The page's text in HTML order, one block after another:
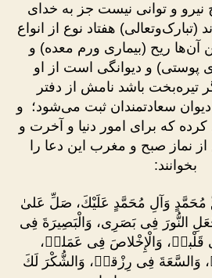
و توانى نیست جز به خداى
(تبارک‌وتعالی) هفتاد نوع از انواع
آن‌ها ریح (بیماری ورم معده) و
پوستی) و دیوانگی است از او
تیره‌بخت باشد نامش از دفتر
دیوان سعادتمندان ثبت می‌شود؛ و
که برای امور دنیا و آخرت و
نماز صبح و مغرب این دعا را
بخوانند:
مُحَمَّدٍ وَآلِ مُحَمَّدٍ عَلَيْكَ، صَلِّ عَلىٰ
النُّورَ فِى بَصَرِى، وَالْبَصِيرَةَ فِى
قَلْبىٖ، وَالْإِخْلاصَ فِى عَمَلىٖ،
وَالسَّعَةَ فِى رِزْقیٖ، وَالشُّكْرَ لَكَ